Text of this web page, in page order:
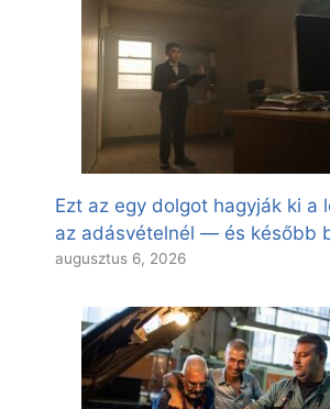
Ezt az egy dolgot hagyják ki a
az adásvételnél — és később
augusztus 6, 2026